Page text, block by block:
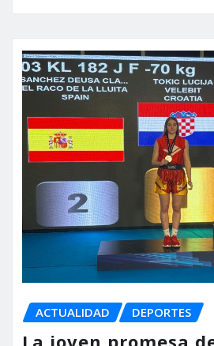
ACTUALIDAD DEPORTES
La joven promesa